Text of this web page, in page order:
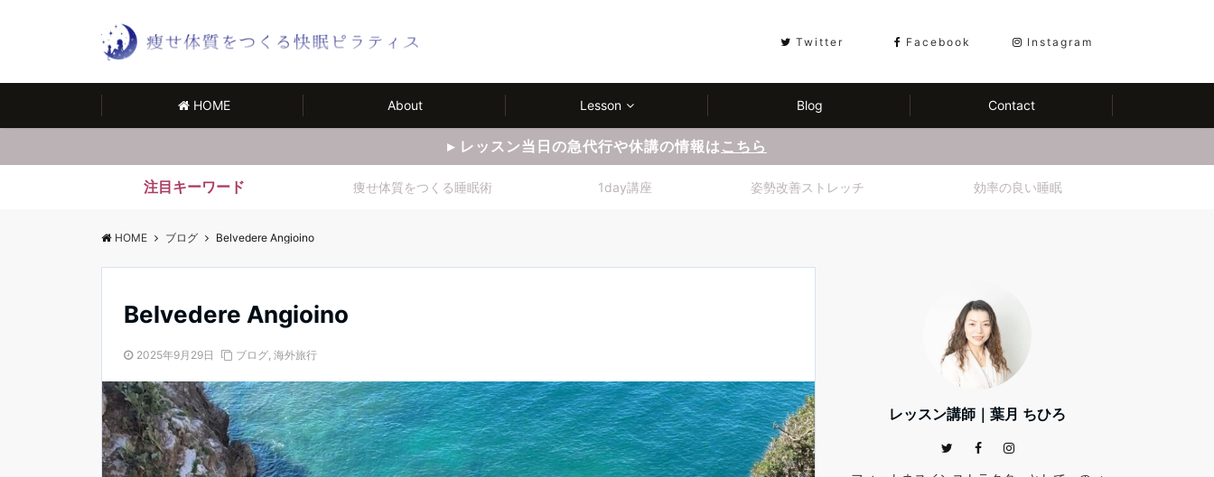
Twitter Facebook Instagram
HOME About Lesson Blog Contact
▸ レッスン当日の急代行や休講の情報はこちら
注目キーワード 痩せ体質をつくる睡眠術 1day講座 姿勢改善ストレッチ 効率の良い睡眠
HOME ブログ Belvedere Angioino
Belvedere Angioino
2025年9月29日 ブログ, 海外旅行
レッスン講師｜葉月 ちひろ